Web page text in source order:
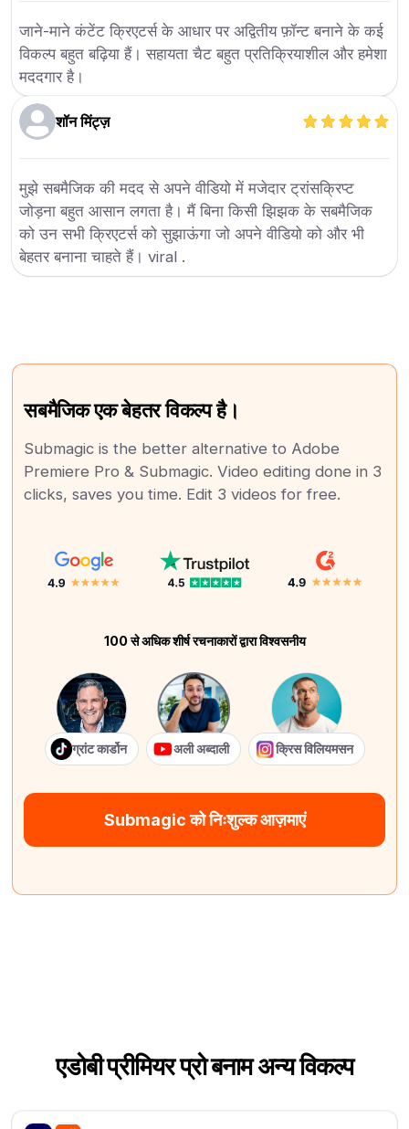
जाने-माने कंटेंट क्रिएटर्स के आधार पर अद्वितीय फ़ॉन्ट बनाने के कई
विकल्प बहुत बढ़िया हैं। सहायता चैट बहुत प्रतिक्रियाशील और हमेशा
मददगार है।
शॉन मिंट्ज़
मुझे सबमैजिक की मदद से अपने वीडियो में मजेदार ट्रांसक्रिप्ट
जोड़ना बहुत आसान लगता है। मैं बिना किसी झिझक के सबमैजिक
को उन सभी क्रिएटर्स को सुझाऊंगा जो अपने वीडियो को और भी
बेहतर बनाना चाहते हैं। viral .
सबमैजिक एक बेहतर विकल्प है।
Submagic is the better alternative to Adobe
Premiere Pro & Submagic. Video editing done in 3
clicks, saves you time. Edit 3 videos for free.
100 से अधिक शीर्ष रचनाकारों द्वारा विश्वसनीय
ग्रांट कार्डोन अली अब्दाली क्रिस विलियमसन
Submagic को निःशुल्क आज़माएं
एडोबी प्रीमियर प्रो बनाम अन्य विकल्प